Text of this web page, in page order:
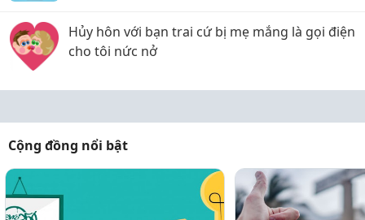
Hủy hôn với bạn trai cứ bị mẹ mắng là gọi điện
cho tôi nức nở
Cộng đồng nổi bật